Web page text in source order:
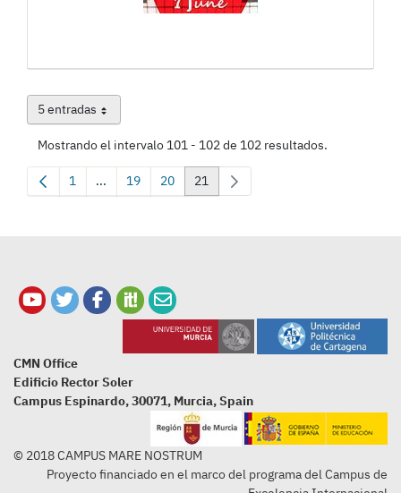
5 entradasPor página
Mostrando el intervalo 101 - 102 de 102 resultados.
Página
1 ...Páginas intermedias Use TAB para desplazarse.
Página
19 Página
20 Página
21
CMN Office
Edificio Rector Soler
Campus Espinardo, 30071, Murcia, Spain
© 2018 CAMPUS MARE NOSTRUM
Proyecto financiado en el marco del programa del Campus de